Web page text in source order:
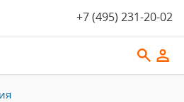
+7 (495) 231-20-02